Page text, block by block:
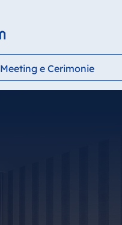
Meeting e Cerimonie